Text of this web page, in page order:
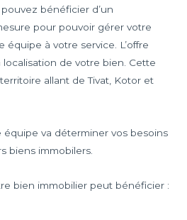
bénéficier d’un
pour pouvoir gérer votre
équipe à votre service. L’offre
localisation de votre bien. Cette
allant de Tivat, Kotor et
va déterminer vos besoins
biens immobilers.
bien immobilier peut bénéficier :